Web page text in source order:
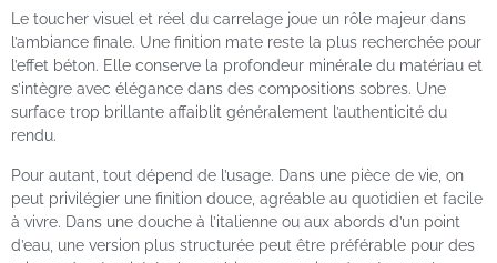
Le toucher visuel et réel du carrelage joue un rôle majeur dans
l’ambiance finale. Une finition mate reste la plus recherchée pour
l’effet béton. Elle conserve la profondeur minérale du matériau et
s’intègre avec élégance dans des compositions sobres. Une
surface trop brillante affaiblit généralement l’authenticité du
rendu.
Pour autant, tout dépend de l’usage. Dans une pièce de vie, on
peut privilégier une finition douce, agréable au quotidien et facile
à vivre. Dans une douche à l’italienne ou aux abords d’un point
d’eau, une version plus structurée peut être préférable pour des